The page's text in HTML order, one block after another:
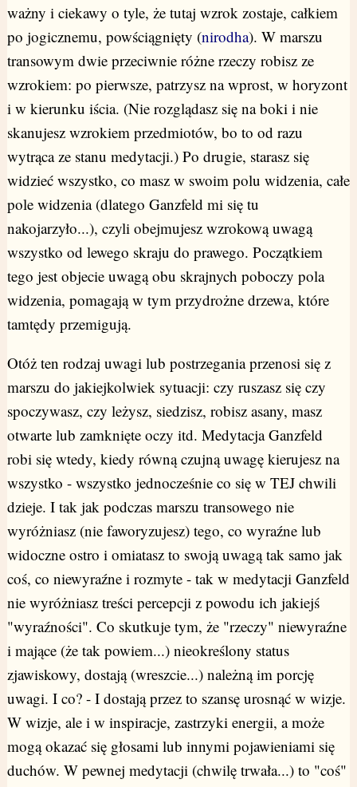
ważny i ciekawy o tyle, że tutaj wzrok zostaje, całkiem
po jogicznemu, powściągnięty (nirodha). W marszu
transowym dwie przeciwnie różne rzeczy robisz ze
wzrokiem: po pierwsze, patrzysz na wprost, w horyzont
i w kierunku iścia. (Nie rozglądasz się na boki i nie
skanujesz wzrokiem przedmiotów, bo to od razu
wytrąca ze stanu medytacji.) Po drugie, starasz się
widzieć wszystko, co masz w swoim polu widzenia, całe
pole widzenia (dlatego Ganzfeld mi się tu
nakojarzyło...), czyli obejmujesz wzrokową uwagą
wszystko od lewego skraju do prawego. Początkiem
tego jest objecie uwagą obu skrajnych poboczy pola
widzenia, pomagają w tym przydrożne drzewa, które
tamtędy przemigują.
Otóż ten rodzaj uwagi lub postrzegania przenosi się z
marszu do jakiejkolwiek sytuacji: czy ruszasz się czy
spoczywasz, czy leżysz, siedzisz, robisz asany, masz
otwarte lub zamknięte oczy itd. Medytacja Ganzfeld
robi się wtedy, kiedy równą czujną uwagę kierujesz na
wszystko - wszystko jednocześnie co się w TEJ chwili
dzieje. I tak jak podczas marszu transowego nie
wyróżniasz (nie faworyzujesz) tego, co wyraźne lub
widoczne ostro i omiatasz to swoją uwagą tak samo jak
coś, co niewyraźne i rozmyte - tak w medytacji Ganzfeld
nie wyróżniasz treści percepcji z powodu ich jakiejś
"wyraźności". Co skutkuje tym, że "rzeczy" niewyraźne
i mające (że tak powiem...) nieokreślony status
zjawiskowy, dostają (wreszcie...) należną im porcję
uwagi. I co? - I dostają przez to szansę urosnąć w wizje.
W wizje, ale i w inspiracje, zastrzyki energii, a może
mogą okazać się głosami lub innymi pojawieniami się
duchów. W pewnej medytacji (chwilę trwała...) to "coś"